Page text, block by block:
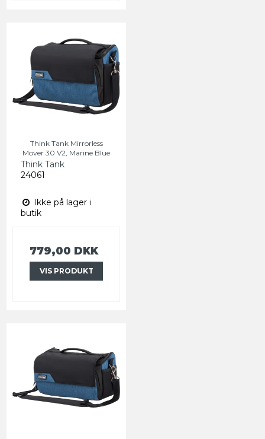
Think Tank Mirrorless
Mover 30 V2, Marine Blue
Think Tank
24061
Ikke på lager i
butik
779,00 DKK
VIS PRODUKT